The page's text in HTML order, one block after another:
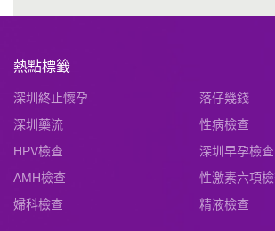
熱點標籤
深圳終止懷孕
落仔幾錢
深圳藥流
性病檢查
HPV檢查
深圳早孕檢查
AMH檢查
性激素六項
婦科檢查
精液檢查